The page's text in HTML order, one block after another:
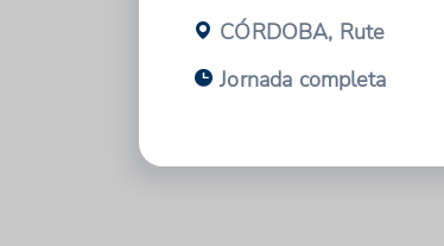
CÓRDOBA, Rute
Jornada completa